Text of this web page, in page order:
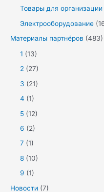
Товары для
Электрооборудование
Материалы партнёров (483)
1 (13)
2 (27)
3 (21)
4 (1)
5 (12)
6 (2)
7 (1)
8 (10)
9 (1)
Новости (7)